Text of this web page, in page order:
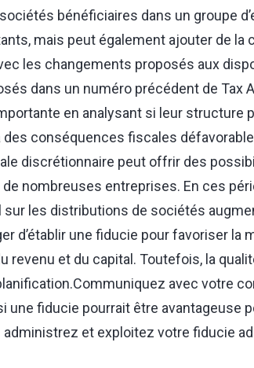
bénéficiaires dans un groupe
mais peut également ajouter de la
les changements proposés aux
dans un numéro précédent de Tax
en analysant si leur structure
des conséquences fiscales
discrétionnaire peut offrir des
nombreuses entreprises. En ces
sur les distributions de sociétés
d’établir une fiducie pour favoriser la
revenu et du capital. Toutefois, la
avec votre
une fiducie pourrait être avantageuse
administrez et exploitez votre fiducie